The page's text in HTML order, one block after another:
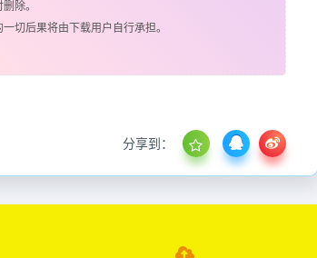
除。
切后果将由下载用户自行承担。
分享到：